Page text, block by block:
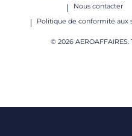
Nous contacter
Politique de conformité aux
© 2026 AEROAFFAIRES.